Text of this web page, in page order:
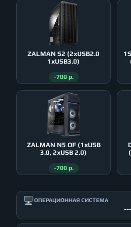
ZALMAN S2 (2xUSB2.0
1xUSB3.0)
-700 р.
ZALMAN N5 OF (1xUSB
3.0, 2xUSB 2.0)
-700 р.
🖥️ ОПЕРАЦИОННАЯ СИСТЕМА